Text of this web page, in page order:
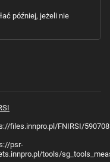
później, jeżeli nie
files.innpro.pl/FNIRSI/
psr-
tools/